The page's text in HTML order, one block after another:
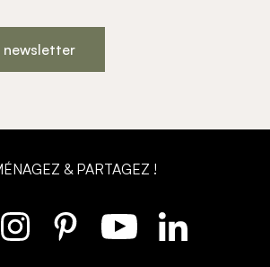
newsletter
& PARTAGEZ !